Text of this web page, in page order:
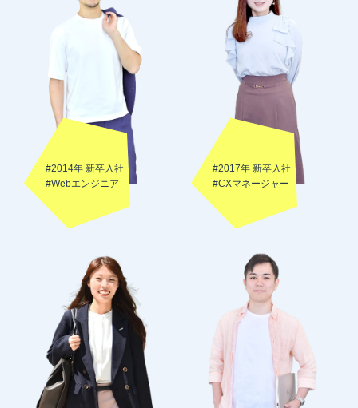
#2014年 新卒入社
#Webエンジニア
#2017年 新卒入社
#CXマネージャー